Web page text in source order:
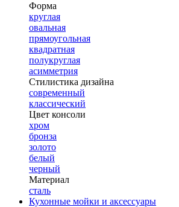
Форма
круглая
овальная
прямоугольная
квадратная
полукруглая
асимметрия
Стилистика дизайна
современный
классический
Цвет консоли
хром
бронза
золото
белый
черный
Материал
сталь
Кухонные мойки и аксессуары